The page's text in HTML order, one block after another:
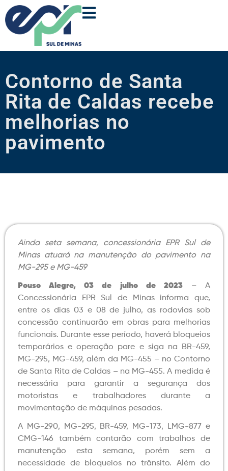
Contorno de Santa
Rita de Caldas recebe
melhorias no
pavimento
Ainda seta semana, concessionária EPR Sul de
Minas atuará na manutenção do pavimento na
MG-295 e MG-459
Pouso Alegre, 03 de julho de 2023– A
Concessionária EPR Sul de Minas informa que,
entre os dias 03 e 08 de julho, as rodovias sob
concessão continuarão em obras para melhorias
funcionais. Durante esse período, haverá bloqueios
temporários e operação pare e siga na BR-459,
MG-295, MG-459, além da MG-455 – no Contorno
de Santa Rita de Caldas – na MG-455. A medida é
necessária para garantir a segurança dos
motoristas e trabalhadores durante a
movimentação de máquinas pesadas.
A MG-290, MG-295, BR-459, MG-173, LMG-877 e
CMG-146 também contarão com trabalhos de
manutenção esta semana, porém sem a
necessidade de bloqueios no trânsito. Além do